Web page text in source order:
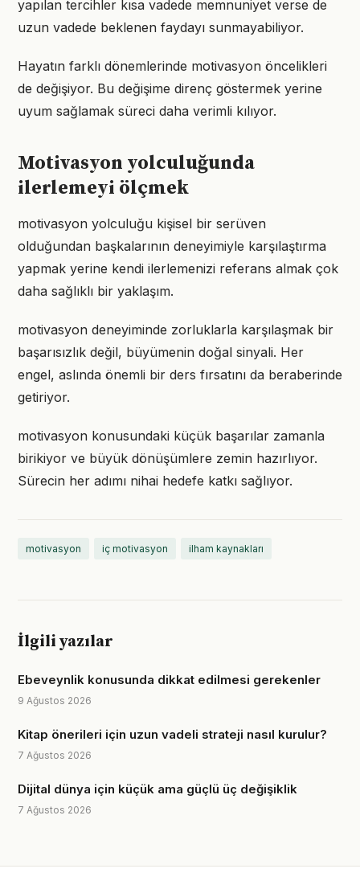
yapılan tercihler kısa vadede memnuniyet verse de
uzun vadede beklenen faydayı sunmayabiliyor.
Hayatın farklı dönemlerinde motivasyon öncelikleri
de değişiyor. Bu değişime direnç göstermek yerine
uyum sağlamak süreci daha verimli kılıyor.
Motivasyon yolculuğunda
ilerlemeyi ölçmek
motivasyon yolculuğu kişisel bir serüven
olduğundan başkalarının deneyimiyle karşılaştırma
yapmak yerine kendi ilerlemenizi referans almak çok
daha sağlıklı bir yaklaşım.
motivasyon deneyiminde zorluklarla karşılaşmak bir
başarısızlık değil, büyümenin doğal sinyali. Her
engel, aslında önemli bir ders fırsatını da beraberinde
getiriyor.
motivasyon konusundaki küçük başarılar zamanla
birikiyor ve büyük dönüşümlere zemin hazırlıyor.
Sürecin her adımı nihai hedefe katkı sağlıyor.
motivasyon iç motivasyon ilham kaynakları
İlgili yazılar
Ebeveynlik konusunda dikkat edilmesi gerekenler
9 Ağustos 2026
Kitap önerileri için uzun vadeli strateji nasıl kurulur?
7 Ağustos 2026
Dijital dünya için küçük ama güçlü üç değişiklik
7 Ağustos 2026